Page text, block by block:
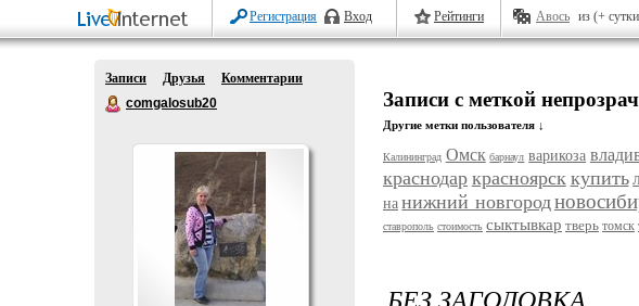
Регистрация Вход Рейтинги Авось из (+
Записи Друзья
Комментарии
comgalosub20
Записи с меткой
Другие метки пользователя ↓
Калининград Омск барнаул варикоза
краснодар красноярск купить
на нижний новгород
ставрополь стоимость сыктывкар тверь томск
БЕЗ ЗАГОЛОВКА